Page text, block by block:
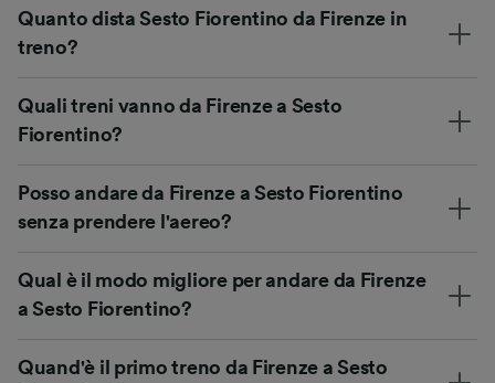
Quanto dista Sesto Fiorentino da Firenze in
treno?
Quali treni vanno da Firenze a Sesto
Fiorentino?
Posso andare da Firenze a Sesto Fiorentino
senza prendere l'aereo?
Qual è il modo migliore per andare da Firenze
a Sesto Fiorentino?
Quand'è il primo treno da Firenze a Sesto